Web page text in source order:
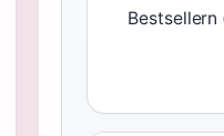
Bestsellern